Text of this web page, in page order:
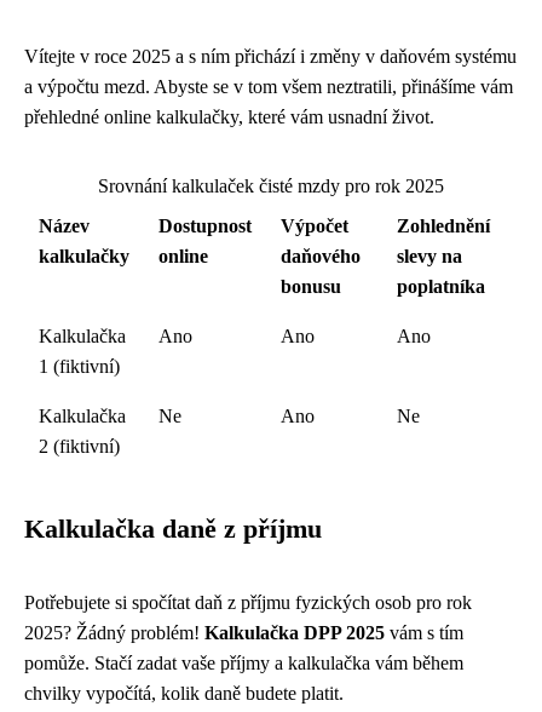
Vítejte v roce 2025 a s ním přichází i změny v daňovém systému
a výpočtu mezd. Abyste se v tom všem neztratili, přinášíme vám
přehledné online kalkulačky, které vám usnadní život.
Srovnání kalkulaček čisté mzdy pro rok 2025
Název
kalkulačky
Dostupnost
online
Výpočet
daňového
bonusu
Zohlednění
slevy na
poplatníka
Kalkulačka
1 (fiktivní)
Ano Ano Ano
Kalkulačka
2 (fiktivní)
Ne Ano Ne
Kalkulačka daně z příjmu
Potřebujete si spočítat daň z příjmu fyzických osob pro rok
2025? Žádný problém! Kalkulačka DPP 2025 vám s tím
pomůže. Stačí zadat vaše příjmy a kalkulačka vám během
chvilky vypočítá, kolik daně budete platit.